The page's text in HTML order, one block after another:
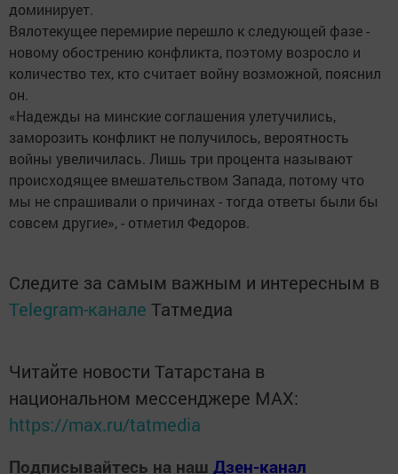
доминирует.
Вялотекущее перемирие перешло к следующей фазе -
новому обострению конфликта, поэтому возросло и
количество тех, кто считает войну возможной, пояснил
он.
«Надежды на минские соглашения улетучились,
заморозить конфликт не получилось, вероятность
войны увеличилась. Лишь три процента называют
происходящее вмешательством Запада, потому что
мы не спрашивали о причинах - тогда ответы были бы
совсем другие», - отметил Федоров.
Следите за самым важным и интересным в
Telegram-канале Татмедиа
Читайте новости Татарстана в
национальном мессенджере MАХ:
https://max.ru/tatmedia
Подписывайтесь на наш Дзен-канал